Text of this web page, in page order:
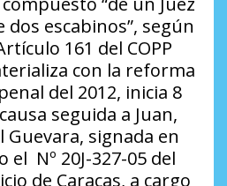
escabinos”, según
161 del COPP
con la reforma
del 2012, inicia 8
seguida a Juan,
Guevara, signada en
el Nº 20J-327-05 del
de Caracas, a cargo